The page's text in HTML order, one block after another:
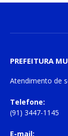
PREFEITURA
Atendimento de
Telefone:
(91) 3447-1145
E-mail: